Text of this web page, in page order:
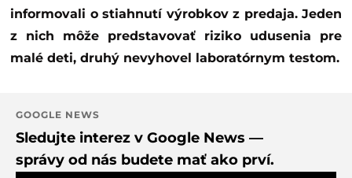
informovali o stiahnutí výrobkov z predaja. Jeden
z nich môže predstavovať riziko udusenia pre
malé deti, druhý nevyhovel laboratórnym testom.
GOOGLE NEWS
Sledujte interez v Google News —
správy od nás budete mať ako prví.